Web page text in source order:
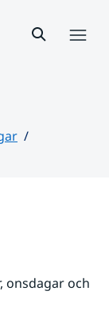
onsdagar och